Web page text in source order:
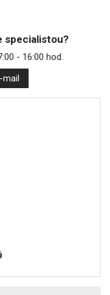
specialistou?
- 16:00 hod.
mail